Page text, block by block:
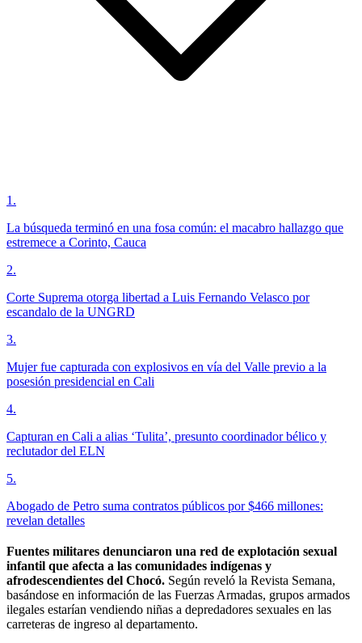
1 .
La búsqueda terminó en una fosa común: el macabro hallazgo que
estremece a Corinto, Cauca
2.
Corte Suprema otorga libertad a Luis Fernando Velasco por
escandalo de la UNGRD
3.
Mujer fue capturada con explosivos en vía del Valle previo a la
posesión presidencial en Cali
4.
Capturan en Cali a alias ‘Tulita’, presunto coordinador bélico y
reclutador del ELN
5.
Abogado de Petro suma contratos públicos por $466 millones:
revelan detalles
Fuentes militares denunciaron una red de explotación sexual
infantil que afecta a las comunidades indígenas y
afrodescendientes del Chocó. Según reveló la Revista Semana,
basándose en información de las Fuerzas Armadas, grupos armados
ilegales estarían vendiendo niñas a depredadores sexuales en las
carreteras de ingreso al departamento.